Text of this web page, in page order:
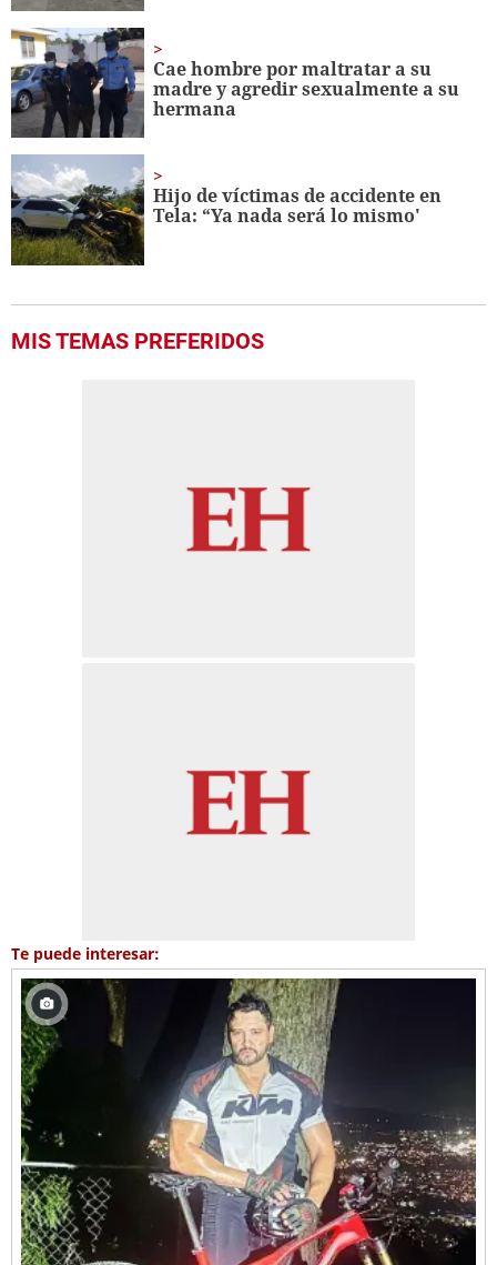
Cae hombre por maltratar a su
madre y agredir sexualmente a su
hermana
Hijo de víctimas de accidente en
Tela: “Ya nada será lo mismo'
MIS TEMAS PREFERIDOS
Te puede interesar: